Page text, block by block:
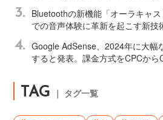
3.
Bluetoothの新機能「オーラキャ
での音声体験に革新を起こす新技
4. Google AdSense、2024年に大幅
すると発表。課金方式をCPCから
TAG ｜ タグ一覧